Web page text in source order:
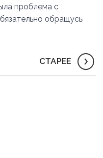
проблема с
обращусь
СТАРЕЕ